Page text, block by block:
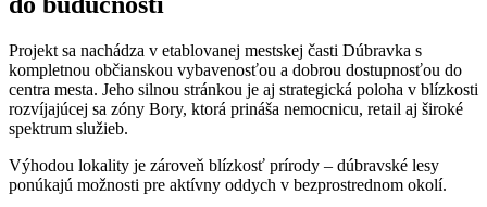
Projekt sa nachádza v etablovanej mestskej časti Dúbravka s
kompletnou občianskou vybavenosťou a dobrou dostupnosťou do
centra mesta. Jeho silnou stránkou je aj strategická poloha v blízkosti
rozvíjajúcej sa zóny Bory, ktorá prináša nemocnicu, retail aj široké
spektrum služieb.
Výhodou lokality je zároveň blízkosť prírody – dúbravské lesy
ponúkajú možnosti pre aktívny oddych v bezprostrednom okolí.